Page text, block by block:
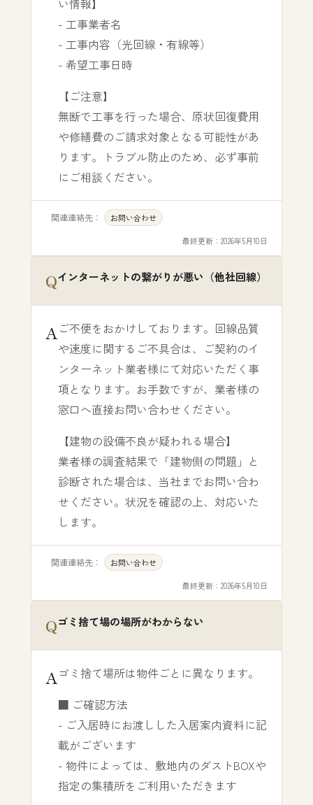
い情報】
- 工事業者名
- 工事内容（光回線・有線等）
- 希望工事日時
【ご注意】
無断で工事を行った場合、原状回復費用
や修繕費のご請求対象となる可能性があ
ります。トラブル防止のため、必ず事前
にご相談ください。
関連連絡先： お問い合わせ
最終更新： 2026年5月10日
インターネットの繋がりが悪い（他社回線）
ご不便をおかけしております。回線品質
や速度に関するご不具合は、ご契約のイ
ンターネット業者様にて対応いただく事
項となります。お手数ですが、業者様の
窓口へ直接お問い合わせください。
【建物の設備不良が疑われる場合】
業者様の調査結果で「建物側の問題」と
診断された場合は、当社までお問い合わ
せください。状況を確認の上、対応いた
します。
関連連絡先： お問い合わせ
最終更新： 2026年5月10日
ゴミ捨て場の場所がわからない
ゴミ捨て場所は物件ごとに異なります。
■ ご確認方法
- ご入居時にお渡しした入居案内資料に記
載がございます
- 物件によっては、敷地内のダストBOXや
指定の集積所をご利用いただきます